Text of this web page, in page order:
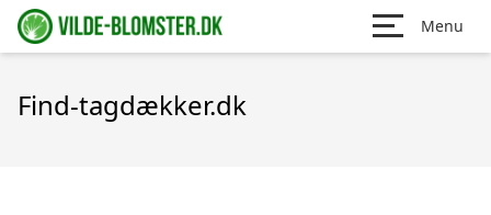
Menu
Find-tagdækker.dk